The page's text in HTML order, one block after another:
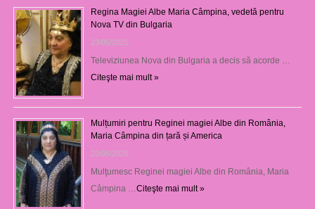
Regina Magiei Albe Maria Câmpina, vedetă pentru
Nova TV din Bulgaria
23/05/2025
Televiziunea Nova din Bulgaria a decis să acorde …
Citeşte mai mult »
Mulțumiri pentru Reginei magiei Albe din România,
Maria Câmpina din țară și America
22/05/2025
Mulţumesc Reginei magiei Albe din România, Maria
Câmpina …Citeşte mai mult »